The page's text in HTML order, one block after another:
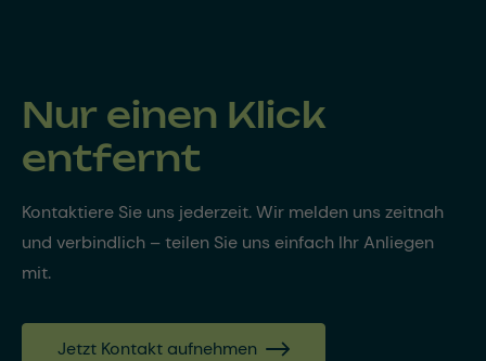
Nur einen Klick
entfernt
Kontaktiere Sie uns jederzeit. Wir melden uns zeitnah
und verbindlich – teilen Sie uns einfach Ihr Anliegen
mit.
Jetzt Kontakt aufnehmen